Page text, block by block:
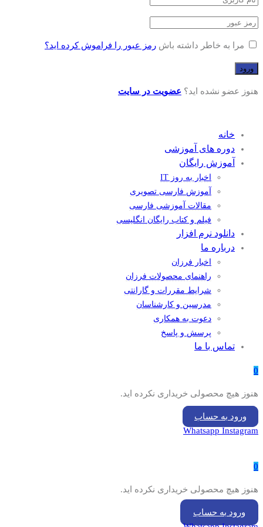
مرا به خاطر داشته باش رمز عبور را فراموش کرده اید؟
هنوز عضو نشده اید؟ عضویت در سایت
خانه
دوره های آموزشی
آموزش رایگان
اخبار به روز IT
آموزش فارسی تصویری
مقالات آموزشی فارسی
فیلم و کتاب رایگان انگلیسی
دانلود نرم افزار
درباره ما
اخبار فرزان
راهنمای محصولات فرزان
شرایط مقررات و گارانتی
مدرسین و کارشناسان
دعوت به همکاری
پرسش و پاسخ
تماس با ما
0
هنوز هیچ محصولی خریداری نکرده اید.
ورود به حساب
Whatsapp Instagram
0
هنوز هیچ محصولی خریداری نکرده اید.
ورود به حساب